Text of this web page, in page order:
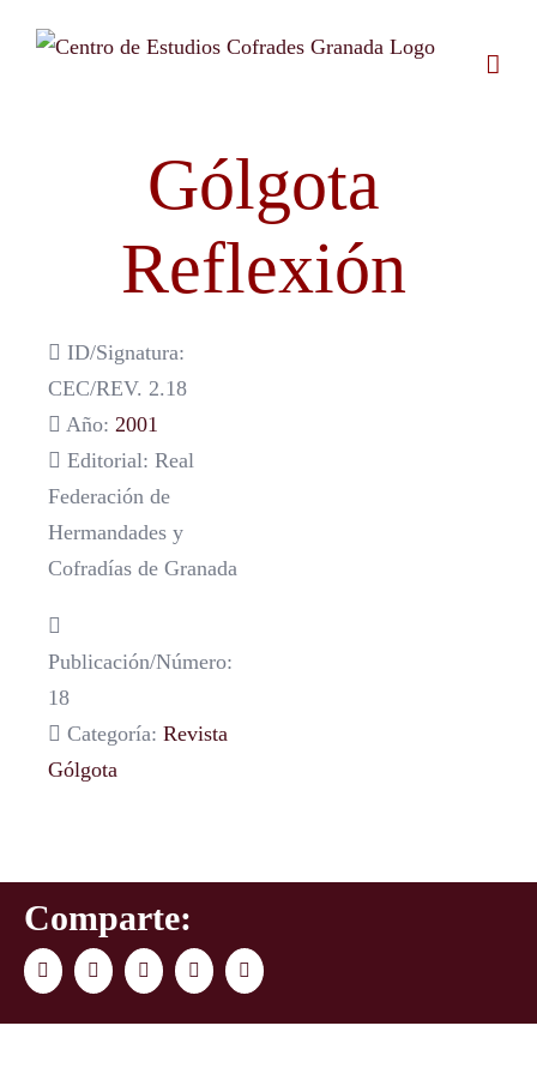
Gólgota
Reflexión
ID/Signatura:
CEC/REV. 2.18
Año: 2001
Editorial: Real
Federación de
Hermandades y
Cofradías de Granada
Publicación/Número:
18
Categoría: Revista
Gólgota
Comparte:
FacebookTwitter LinkedInWhatsAppCorreo
electrónico